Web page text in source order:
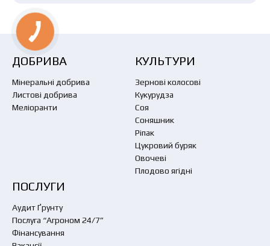
ДОБРИВА
Мінеральні добрива
Листові добрива
Меліоранти
КУЛЬТУРИ
Зернові колосові
Кукурудза
Соя
Соняшник
Ріпак
Цукровий буряк
Овочеві
Плодово ягідні
ПОСЛУГИ
Аудит Ґрунту
Послуга “Агроном 24/7”
Фінансування